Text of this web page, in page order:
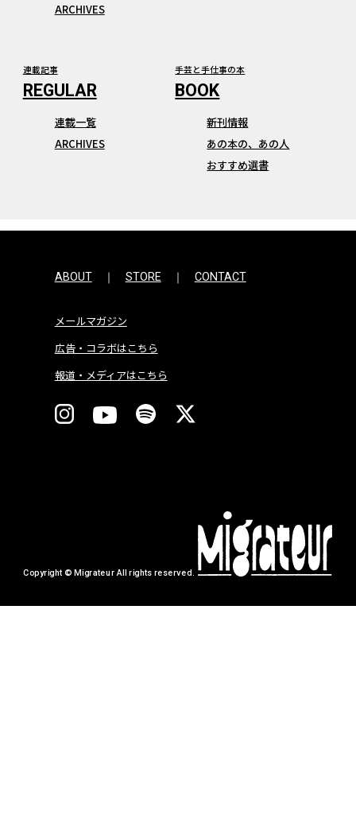
ARCHIVES
連載記事
連載一覧
ARCHIVES
手芸と手仕事の本
新刊情報
あの本の、あの人
おすすめ選書
ABOUT STORE CONTACT
メールマガジン
広告・コラボはこちら
報道・メディアはこちら
Copyright © Migrateur All rights reserved.